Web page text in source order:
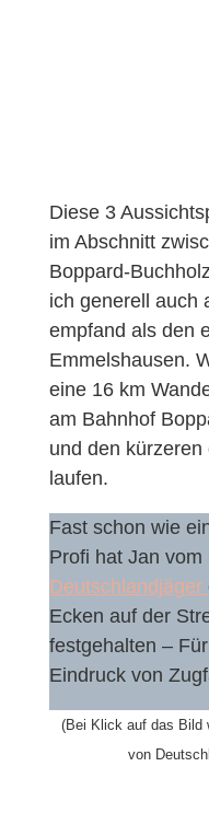
Diese 3
im Abschnitt
Boppard-
ich generell auch
empfand als den
Emmelshausen.
eine 16 km
am Bahnhof
und den
laufen.
Fast schon wie
Profi hat Jan vom
Deutschlandjäger
Ecken auf der
festgehalten –
Eindruck von
(Bei Klick auf das Bild
von